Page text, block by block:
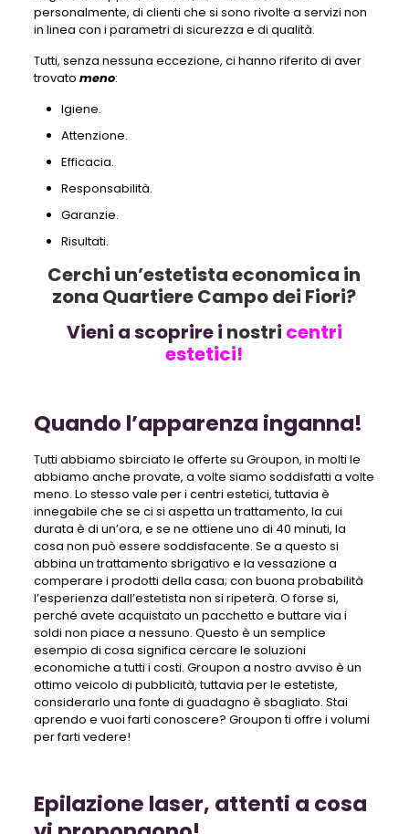
personalmente, di clienti che si sono rivolte a servizi non
in linea con i parametri di sicurezza e di qualità.
Tutti, senza nessuna eccezione, ci hanno riferito di aver
trovato meno:
Igiene.
Attenzione.
Efficacia.
Responsabilità.
Garanzie.
Risultati.
Cerchi un’estetista economica in
zona Quartiere Campo dei Fiori?
Vieni a scoprire i nostri centri
estetici!
Quando l’apparenza inganna!
Tutti abbiamo sbirciato le offerte su Groupon, in molti le
abbiamo anche provate, a volte siamo soddisfatti a volte
meno. Lo stesso vale per i centri estetici, tuttavia è
innegabile che se ci si aspetta un trattamento, la cui
durata è di un’ora, e se ne ottiene uno di 40 minuti, la
cosa non può essere soddisfacente. Se a questo si
abbina un trattamento sbrigativo e la vessazione a
comperare i prodotti della casa; con buona probabilità
l’esperienza dall’estetista non si ripeterà. O forse si,
perché avete acquistato un pacchetto e buttare via i
soldi non piace a nessuno. Questo è un semplice
esempio di cosa significa cercare le soluzioni
economiche a tutti i costi. Groupon a nostro avviso è un
ottimo veicolo di pubblicità, tuttavia per le estetiste,
considerarlo una fonte di guadagno è sbagliato. Stai
aprendo e vuoi farti conoscere? Groupon ti offre i volumi
per farti vedere!
Epilazione laser, attenti a cosa